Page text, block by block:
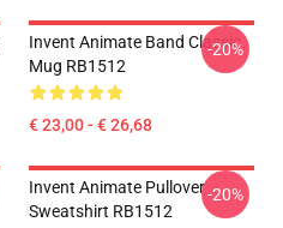
Invent Animate Band Classic
Mug RB1512
€ 23,00 - € 26,68
-20%
Invent Animate Pullover
Sweatshirt RB1512
-20%